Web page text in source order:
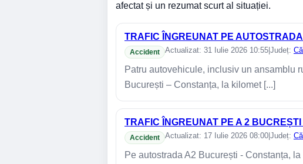
afectat și un rezumat scurt al situației.
TRAFIC ÎNGREUNAT PE
Accident Actualizat: 31 Iulie 2026 10:55 Județ:
Patru autovehicule, inclusiv un ansamblu
București – Constanța, la kilomet [...]
TRAFIC ÎNGREUNAT PE A 2
Accident Actualizat: 17 Iulie 2026 08:00 Județ:
Pe autostrada A2 București - Constanța,